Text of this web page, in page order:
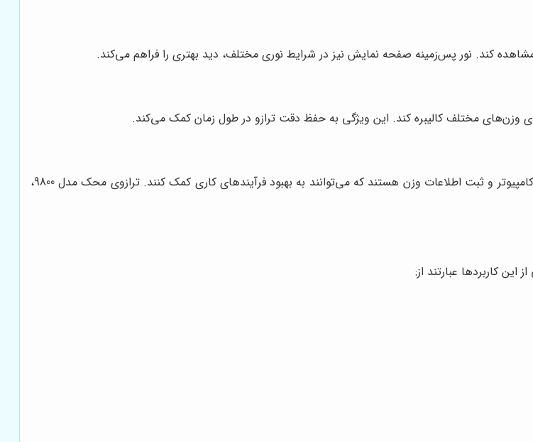
کند. نور پس‌زمینه صفحه نمایش نیز در شرایط نوری مختلف، دید بهتری را فراهم می‌کند.
وزن‌های مختلف کالیبره کند. این ویژگی به حفظ دقت ترازو در طول زمان کمک می‌کند.
برخی از ترازوهای پیشرفته دارای قابلیت‌های جانبی مانند چاپ رسید، اتصال به کامپیوتر و ثبت اطلاعات وزن هستند که می‌توانند به بهبود فرآیندهای کاری کمک کنند. ترازوی محک مدل 9800،